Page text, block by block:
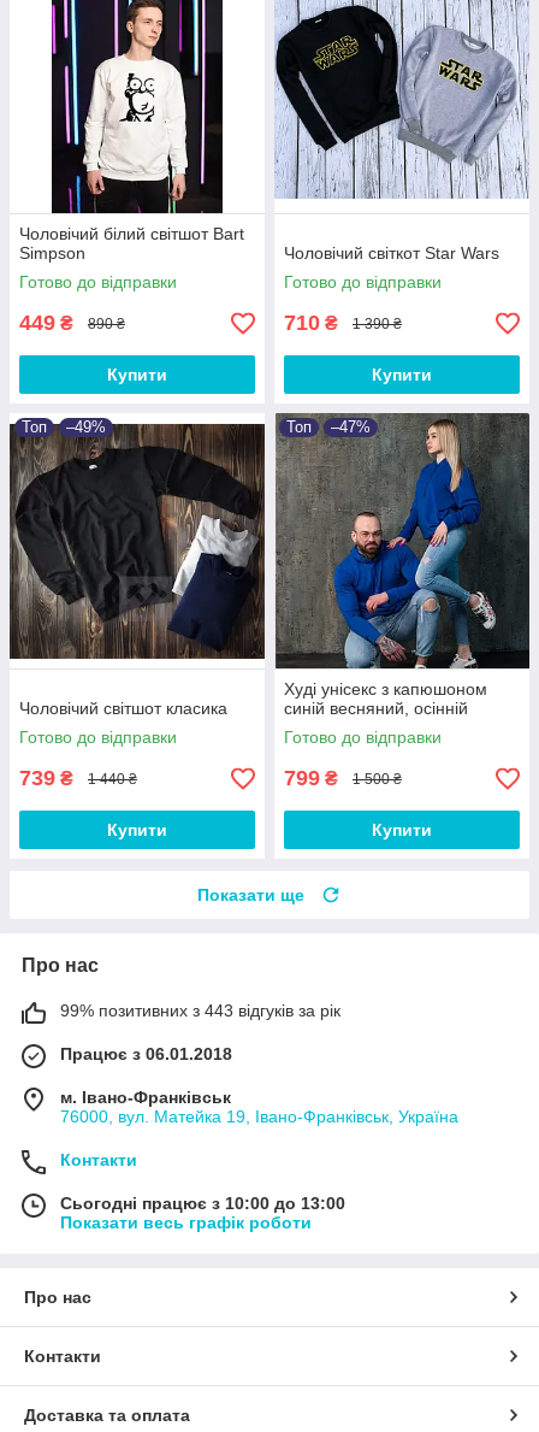
Чоловічий білий світшот Bart
Simpson
Готово до відправки
449 ₴ 890 ₴
Купити
Чоловічий світкот Star Wars
Готово до відправки
710 ₴ 1 390 ₴
Купити
Топ –49%
Чоловічий світшот класика
Готово до відправки
739 ₴ 1 440 ₴
Купити
Топ –47%
Худі унісекс з капюшоном
синій весняний, осінній
Готово до відправки
799 ₴ 1 500 ₴
Купити
Показати ще
Про нас
99% позитивних з 443 відгуків за рік
Працює з 06.01.2018
м. Івано-Франківськ
76000, вул. Матейка 19, Івано-Франківськ, Україна
Контакти
Сьогодні працює з 10:00 до 13:00
Показати весь графік роботи
Про нас
Контакти
Доставка та оплата